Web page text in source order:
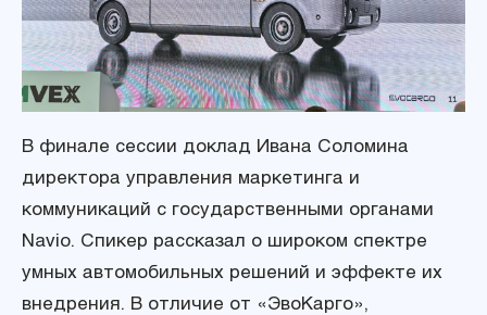
В финале сессии доклад Ивана Соломина
директора управления маркетинга и
коммуникаций с государственными органами
Navio. Спикер рассказал о широком спектре
умных автомобильных решений и эффекте их
внедрения. В отличие от «ЭвоКарго»,